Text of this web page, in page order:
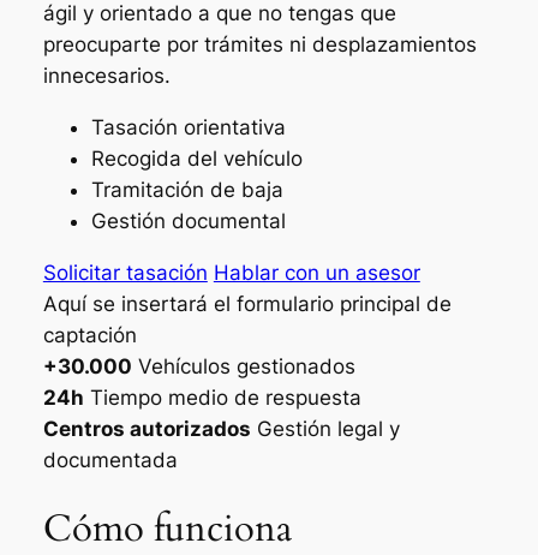
ágil y orientado a que no tengas que
preocuparte por trámites ni desplazamientos
innecesarios.
Tasación orientativa
Recogida del vehículo
Tramitación de baja
Gestión documental
Solicitar tasación Hablar con un asesor
Aquí se insertará el formulario principal de
captación
+30.000 Vehículos gestionados
24h Tiempo medio de respuesta
Centros autorizados Gestión legal y
documentada
Cómo funciona